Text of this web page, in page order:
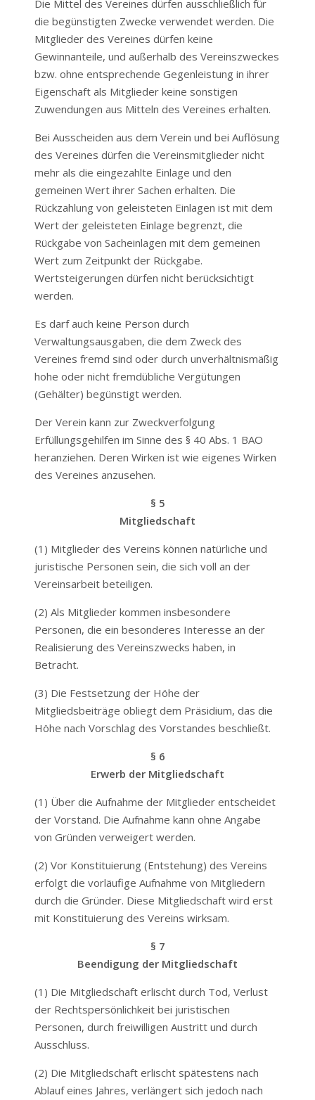
Die Mittel des Vereines dürfen ausschließlich für
die begünstigten Zwecke verwendet werden. Die
Mitglieder des Vereines dürfen keine
Gewinnanteile, und außerhalb des Vereinszweckes
bzw. ohne entsprechende Gegenleistung in ihrer
Eigenschaft als Mitglieder keine sonstigen
Zuwendungen aus Mitteln des Vereines erhalten.
Bei Ausscheiden aus dem Verein und bei Auflösung
des Vereines dürfen die Vereinsmitglieder nicht
mehr als die eingezahlte Einlage und den
gemeinen Wert ihrer Sachen erhalten. Die
Rückzahlung von geleisteten Einlagen ist mit dem
Wert der geleisteten Einlage begrenzt, die
Rückgabe von Sacheinlagen mit dem gemeinen
Wert zum Zeitpunkt der Rückgabe.
Wertsteigerungen dürfen nicht berücksichtigt
werden.
Es darf auch keine Person durch
Verwaltungsausgaben, die dem Zweck des
Vereines fremd sind oder durch unverhältnismäßig
hohe oder nicht fremdübliche Vergütungen
(Gehälter) begünstigt werden.
Der Verein kann zur Zweckverfolgung
Erfüllungsgehilfen im Sinne des § 40 Abs. 1 BAO
heranziehen. Deren Wirken ist wie eigenes Wirken
des Vereines anzusehen.
§ 5
Mitgliedschaft
(1) Mitglieder des Vereins können natürliche und
juristische Personen sein, die sich voll an der
Vereinsarbeit beteiligen.
(2) Als Mitglieder kommen insbesondere
Personen, die ein besonderes Interesse an der
Realisierung des Vereinszwecks haben, in
Betracht.
(3) Die Festsetzung der Höhe der
Mitgliedsbeiträge obliegt dem Präsidium, das die
Höhe nach Vorschlag des Vorstandes beschließt.
§ 6
Erwerb der Mitgliedschaft
(1) Über die Aufnahme der Mitglieder entscheidet
der Vorstand. Die Aufnahme kann ohne Angabe
von Gründen verweigert werden.
(2) Vor Konstituierung (Entstehung) des Vereins
erfolgt die vorläufige Aufnahme von Mitgliedern
durch die Gründer. Diese Mitgliedschaft wird erst
mit Konstituierung des Vereins wirksam.
§ 7
Beendigung der Mitgliedschaft
(1) Die Mitgliedschaft erlischt durch Tod, Verlust
der Rechtspersönlichkeit bei juristischen
Personen, durch freiwilligen Austritt und durch
Ausschluss.
(2) Die Mitgliedschaft erlischt spätestens nach
Ablauf eines Jahres, verlängert sich jedoch nach